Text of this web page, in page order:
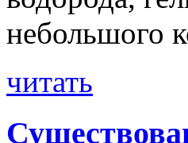
небольшого
читать